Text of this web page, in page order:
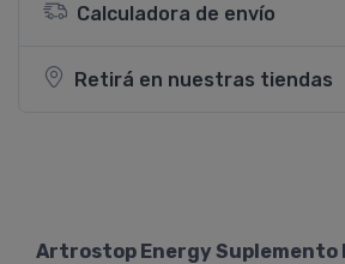
Calculadora de envío
Retirá en nuestras tiendas
Artrostop Energy Suplemento